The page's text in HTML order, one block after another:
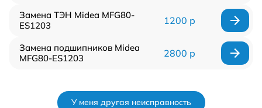
Замена ТЭН Midea MFG80-
ES1203
1200 р
Замена подшипников Midea
MFG80-ES1203
2800 р
У меня другая неисправность